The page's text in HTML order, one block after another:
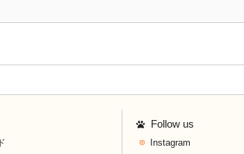
Follow us
Instagram